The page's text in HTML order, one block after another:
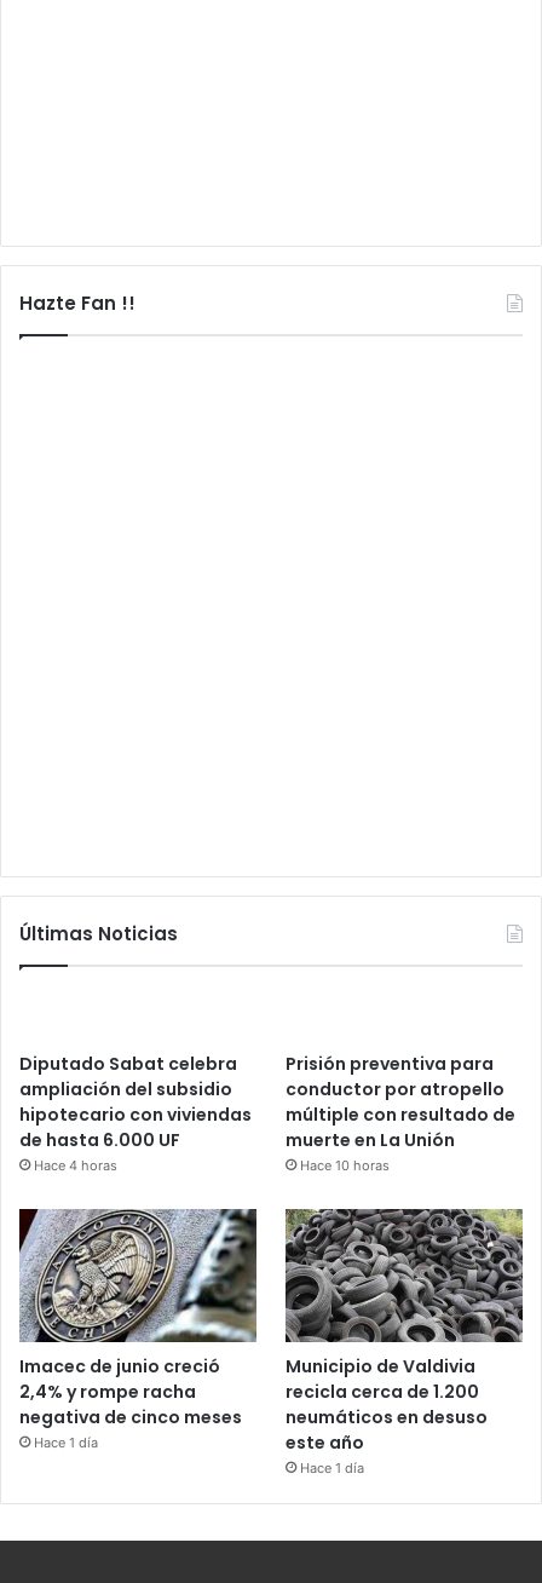
Hazte Fan !!
Últimas Noticias
Diputado Sabat celebra
ampliación del subsidio
hipotecario con viviendas
de hasta 6.000 UF
Hace 4 horas
Prisión preventiva para
conductor por atropello
múltiple con resultado de
muerte en La Unión
Hace 10 horas
Imacec de junio creció
2,4% y rompe racha
negativa de cinco meses
Hace 1 día
Municipio de Valdivia
recicla cerca de 1.200
neumáticos en desuso
este año
Hace 1 día